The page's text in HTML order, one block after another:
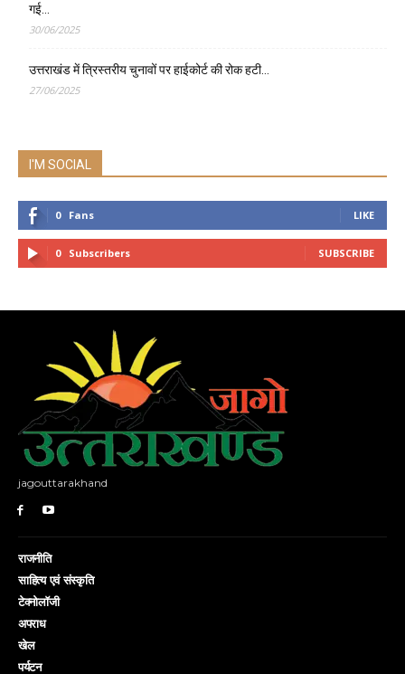
गई…
30/06/2025
उत्तराखंड में त्रिस्तरीय चुनावों पर हाईकोर्ट की रोक हटी…
27/06/2025
I'M SOCIAL
0 Fans LIKE
0 Subscribers SUBSCRIBE
jagouttarakhand
राजनीति
साहित्य एवं संस्कृति
टेक्नोलॉजी
अपराध
खेल
पर्यटन